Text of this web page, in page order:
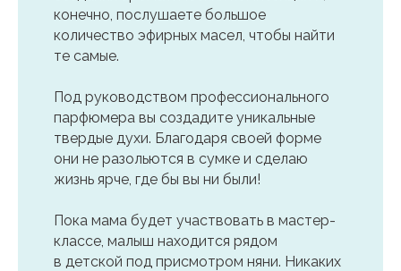
конечно, послушаете большое
количество эфирных масел, чтобы найти
те самые.
Под руководством профессионального
парфюмера вы создадите уникальные
твердые духи. Благодаря своей форме
они не разольются в сумке и сделаю
жизнь ярче, где бы вы ни были!
Пока мама будет участвовать в мастер-
классе, малыш находится рядом
в детской под присмотром няни. Никаких